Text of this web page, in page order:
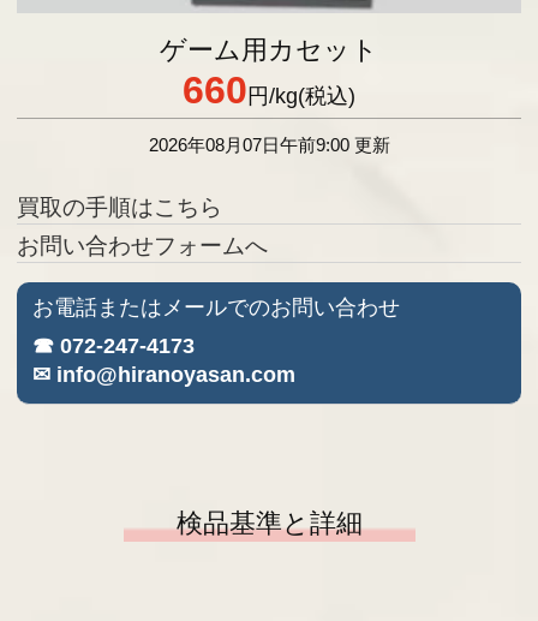
ゲーム用カセット
660 円/kg(税込)
2026年08月07日午前9:00 更新
買取の手順はこちら
お問い合わせフォームへ
お電話またはメールでのお問い合わせ
☎ 072-247-4173
✉ info@hiranoyasan.com
検品基準と詳細